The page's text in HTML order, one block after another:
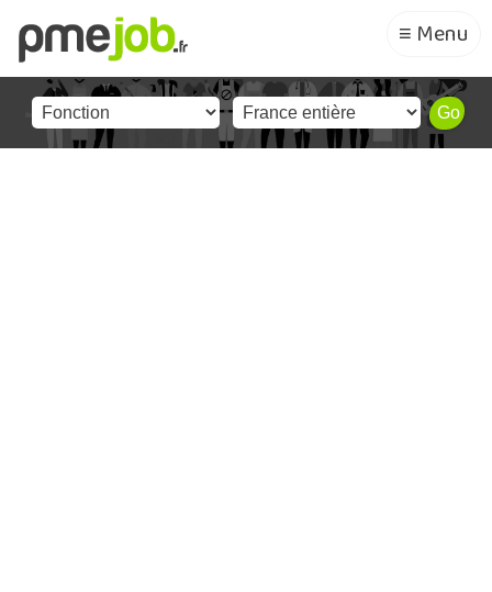
≡ Menu